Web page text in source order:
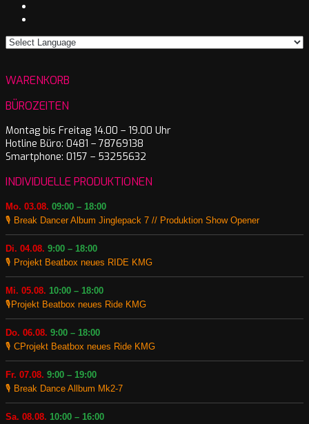
WARENKORB
BÜROZEITEN
Montag bis Freitag 14.00 – 19.00 Uhr
Hotline Büro: 0481 – 78769138
Smartphone: 0157 – 53255632
INDIVIDUELLE PRODUKTIONEN
Mo. 03.08. 09:00 – 18:00
🎙️ Break Dancer Album Jinglepack 7 // Produktion Show Opener
Di. 04.08. 9:00 – 18:00
🎙️ Projekt Beatbox neues RIDE KMG
Mi. 05.08. 10:00 – 18:00
🎙️Projekt Beatbox neues Ride KMG
Do. 06.08. 9:00 – 18:00
🎙️ CProjekt Beatbox neues Ride KMG
Fr. 07.08. 9:00 – 19:00
🎙️ Break Dance Allbum Mk2-7
Sa. 08.08. 10:00 – 16:00